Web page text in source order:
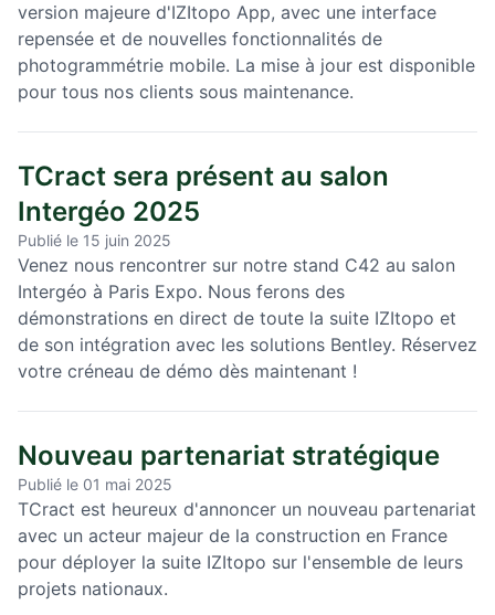
version majeure d'IZItopo App, avec une interface
repensée et de nouvelles fonctionnalités de
photogrammétrie mobile. La mise à jour est disponible
pour tous nos clients sous maintenance.
TCract sera présent au salon
Intergéo 2025
Publié le 15 juin 2025
Venez nous rencontrer sur notre stand C42 au salon
Intergéo à Paris Expo. Nous ferons des
démonstrations en direct de toute la suite IZItopo et
de son intégration avec les solutions Bentley. Réservez
votre créneau de démo dès maintenant !
Nouveau partenariat stratégique
Publié le 01 mai 2025
TCract est heureux d'annoncer un nouveau partenariat
avec un acteur majeur de la construction en France
pour déployer la suite IZItopo sur l'ensemble de leurs
projets nationaux.